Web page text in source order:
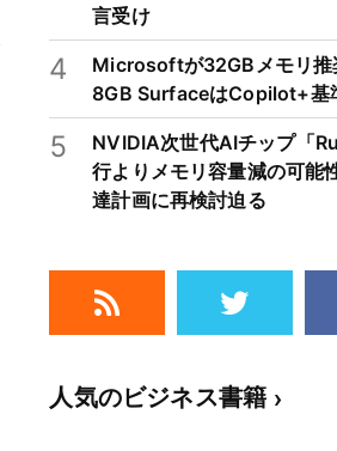
言受け
4
Microsoftが32GBメモリ推
8GB SurfaceはCopilot+基
5
NVIDIA次世代AIチップ「
行よりメモリ容量減の可
達計画に再検討迫る
人気のビジネス書籍